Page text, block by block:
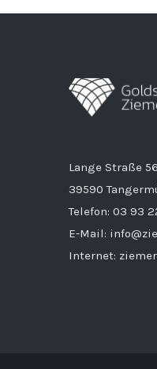
Lange Straße 56
39590
Telefon: 03 93
E-Mail:
Internet: